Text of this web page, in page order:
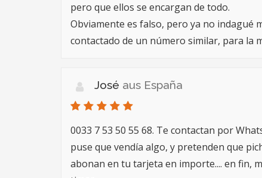
pero que ellos se encargan de todo.
Obviamente es falso, pero ya no indagué
contactado de un número similar, para la
José aus España
0033 7 53 50 55 68. Te contactan por
puse que vendía algo, y pretenden que
abonan en tu tarjeta en importe.... en fin,